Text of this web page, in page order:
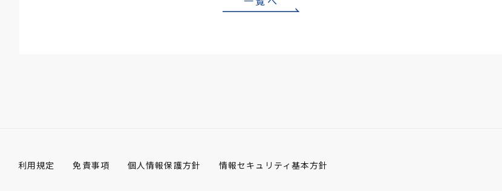
利用規定 免責事項 個人情報保護方針 情報セキュリティ基本方針